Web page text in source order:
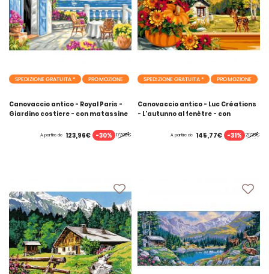
SPEDIZIONE GRATUITA * PROMOZIONE
Canovaccio antico - Royal Paris -
Giardino costiere - con matassine
177,08€
A partire de 123,96€ -30%
SPEDIZIONE GRATUITA * PROMOZIONE
Canovaccio antico - Luc Créations
- L'autunno al fenètre - con
211,26€
A partire de 145,77€ -31%